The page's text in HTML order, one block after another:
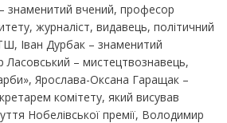
вчений, професор
журналіст, видавець, політичний
Іван Дурбак – знаменитий
Ласовський – мистецтвознавець,
Ярослава-Оксана Гаращак –
комітету, який висував
Нобелівської премії, Володимир